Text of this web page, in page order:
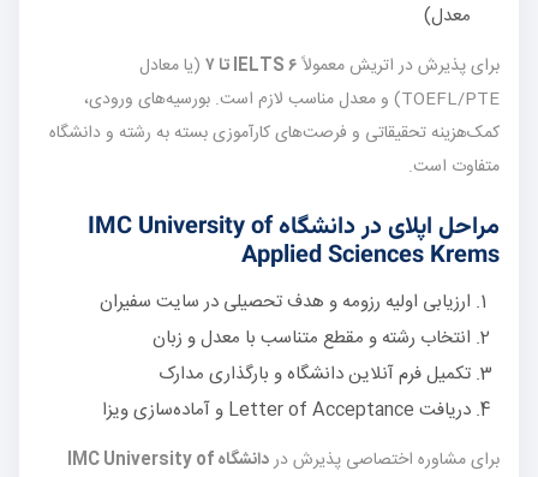
معدل)
برای پذیرش در اتریش معمولاًIELTS ۶ تا ۷
(یا معادل
TOEFL/PTE) و معدل مناسب لازم است. بورسیه‌های ورودی،
کمک‌هزینه تحقیقاتی و فرصت‌های کارآموزی بسته به رشته و دانشگاه
متفاوت است.
مراحل اپلای در دانشگاه IMC University of
Applied Sciences Krems
ارزیابی اولیه رزومه و هدف تحصیلی در سایت سفیران
انتخاب رشته و مقطع متناسب با معدل و زبان
تکمیل فرم آنلاین دانشگاه و بارگذاری مدارک
دریافت Letter of Acceptance و آماده‌سازی ویزا
برای مشاوره اختصاصی پذیرش در
دانشگاه IMC University of